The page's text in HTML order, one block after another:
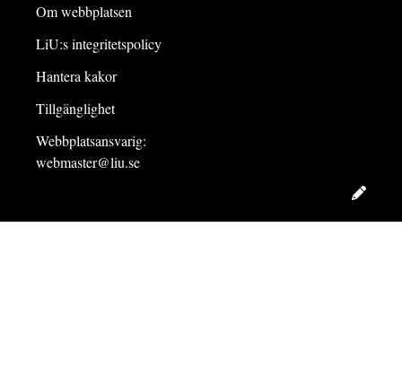
Om webbplatsen
LiU:s integritetspolicy
Hantera kakor
Tillgänglighet
Webbplatsansvarig:
webmaster@liu.se